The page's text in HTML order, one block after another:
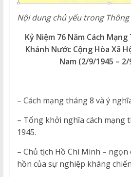
Nội dung chủ yếu trong
Kỷ Niệm 76 Năm Cách
Khánh Nước Cộng Hòa Xã
Nam (2/9/1945 –
– Cách mạng tháng 8 và ý
– Tổng khởi nghĩa cách mạng
1945.
– Chủ tịch Hồ Chí Minh –
hồn của sự nghiệp kháng